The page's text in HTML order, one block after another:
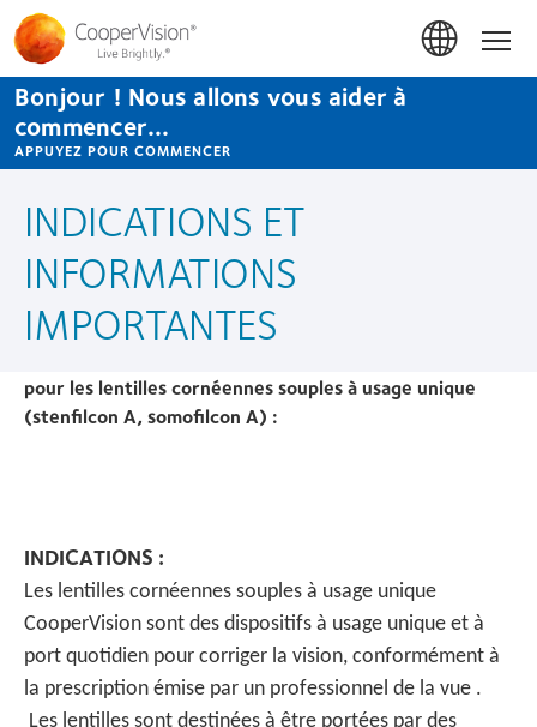
Aller
au
contenu
principal
Bonjour ! Nous allons vous aider à
commencer...
APPUYEZ POUR COMMENCER
INDICATIONS ET
INFORMATIONS
IMPORTANTES
pour les lentilles cornéennes souples à usage unique
(stenfilcon A, somofilcon A) :
INDICATIONS :
Les lentilles cornéennes souples à usage unique
CooperVision sont des dispositifs à usage unique et à
port quotidien pour corriger la vision, conformément à
la prescription émise par un professionnel de la vue .
Les lentilles sont destinées à être portées par des